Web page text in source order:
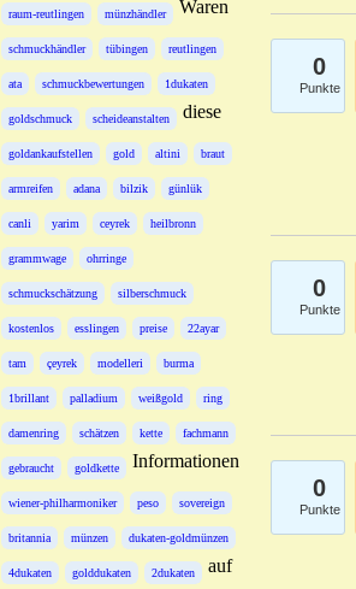
raum-reutlingen münzhändler
schmuckhändler tübingen reutlingen
ata schmuckbewertungen 1dukaten
goldschmuck scheideanstalten
goldankaufstellen gold altini braut
armreifen adana bilzik günlük
canli yarim ceyrek heilbronn
grammwage ohrringe
schmuckschätzung silberschmuck
kostenlos esslingen preise 22ayar
tam çeyrek modelleri burma
1brillant palladium weißgold ring
damenring schätzen kette fachmann
gebraucht goldkette
wiener-philharmoniker peso sovereign
britannia münzen dukaten-goldmünzen
4dukaten golddukaten 2dukaten
Waren
diese
Informationen
auf
0
Punkte
0
Punkte
0
Punkte